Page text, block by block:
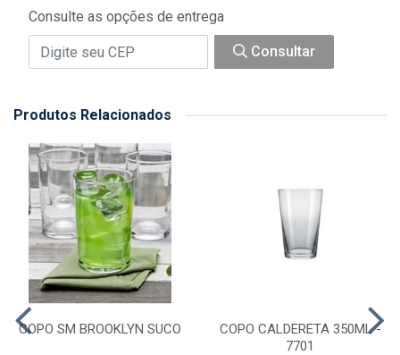
Consulte as opções de entrega
Consultar
Produtos Relacionados
COPO SM BROOKLYN SUCO
COPO CALDERETA 350ML -
7701